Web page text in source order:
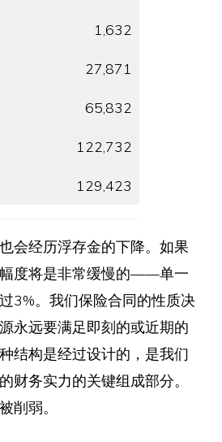
1,632
27,871
65,832
122,732
129,423
经历浮存金的下降。如果
度将是非常缓慢的——单一
3%。我们保险合同的性质决
永远要满足即刻的或近期的
结构是经过设计的，是我们
财务实力的关键组成部分。
削弱。